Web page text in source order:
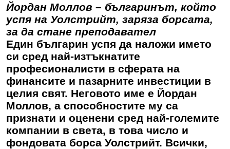
Йордан Моллов – българинът, който
успя на Уолстрийт, заряза борсата,
за да стане преподавател
Един българин успя да наложи името
си сред най-изтъкнатите
професионалисти в сферата на
финансите и пазарните инвестиции в
целия свят. Неговото име е Йордан
Моллов, а способностите му са
признати и оценени сред най-големите
компании в света, в това число и
фондовата борса Уолстрийт. Всички,